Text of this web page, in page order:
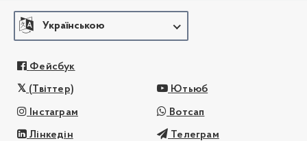
Українською
Фейсбук
(Твіттер) Ютьюб
Інстаграм Вотсап
Лінкедін Телеграм